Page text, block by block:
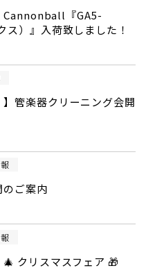
Cannonball『GA5-
ス）』入荷致しました！
】管楽器クリーニング会開
ご案内
🎄 クリスマスフェア 🎁